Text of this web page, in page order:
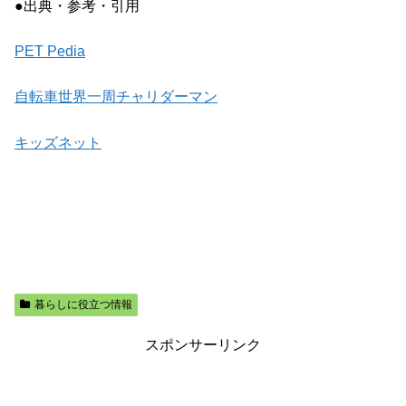
●出典・参考・引用
PET Pedia
自転車世界一周チャリダーマン
キッズネット
暮らしに役立つ情報
スポンサーリンク